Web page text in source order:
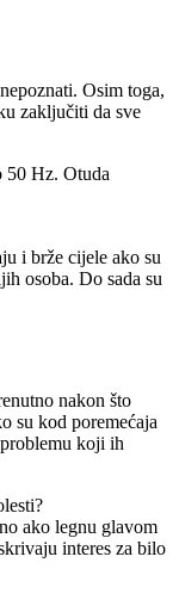
Osim toga,
zaključiti da sve
50 Hz. Otuda
i brže cijele ako su
osoba. Do sada su
nakon što
su kod poremećaja
koji ih
ako legnu glavom
interes za bilo